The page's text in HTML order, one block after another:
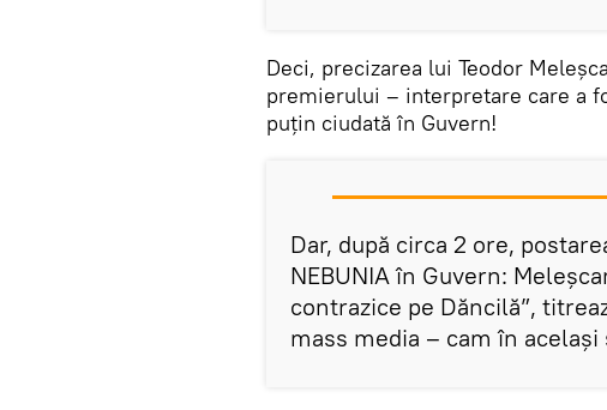
Deci, precizarea lui Teodor
premierului – interpretare care a
puțin ciudată în Guvern!
Dar, după circa 2 ore,
NEBUNIA în Guvern:
contrazice pe Dăncilă”,
mass media – cam în același